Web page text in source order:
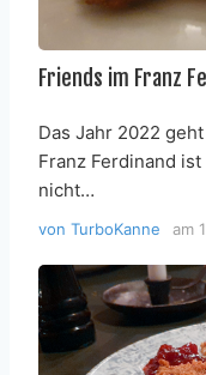
Friends im Franz
Das Jahr 2022
Franz Ferdinand
nicht…
von TurboKanne am